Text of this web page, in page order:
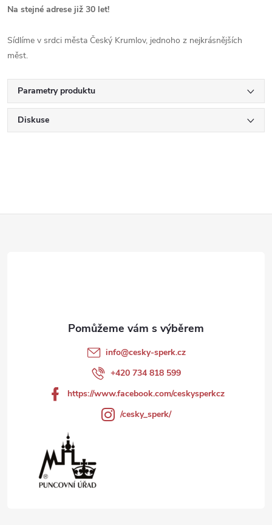
Na stejné adrese již 30 let!
Sídlíme v srdci města Český Krumlov, jednoho z nejkrásnějších
měst.
Parametry produktu
Diskuse
info@cesky-sperk.cz
+420 734 818 599
https://www.facebook.com/ceskysperkcz
/cesky_sperk/